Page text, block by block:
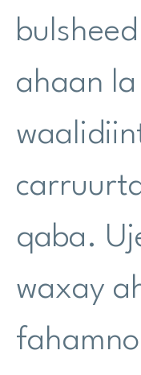
ahaan
qaba.
waxay